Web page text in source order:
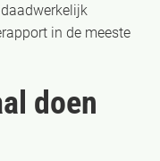
in de meeste
doen